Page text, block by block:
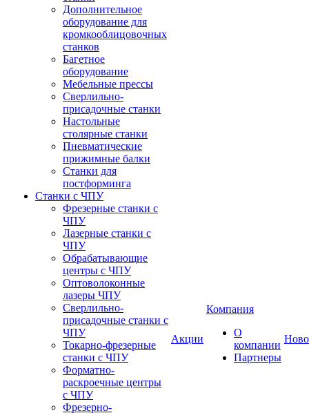
Дополнительное
оборудование для
кромкооблицовочных
станков
Багетное
оборудование
Мебельные прессы
Сверлильно-
присадочные станки
Настольные
столярные станки
Пневматические
прижимные балки
Станки для
постформинга
Станки с ЧПУ
Фрезерные станки с
ЧПУ
Лазерные станки с
ЧПУ
Обрабатывающие
центры с ЧПУ
Оптоволоконные
лазеры ЧПУ
Сверлильно-
присадочные станки с
ЧПУ
Токарно-фрезерные
станки с ЧПУ
Форматно-
раскроечные центры
с ЧПУ
Фрезерно-
Акции
Компания
О
компании
Партнеры